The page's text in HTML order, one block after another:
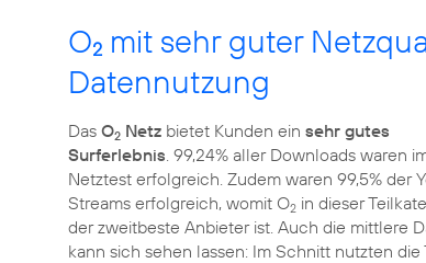
O2 mit sehr guter
Datennutzung
Das O2 Netz bietet Kunden ein sehr gutes
Surferlebnis. 99,24% aller Downloads waren
Netztest erfolgreich. Zudem waren 99,5% der
Streams erfolgreich, womit O2 in dieser
der zweitbeste Anbieter ist. Auch die mittlere
kann sich sehen lassen: Im Schnitt nutzten die